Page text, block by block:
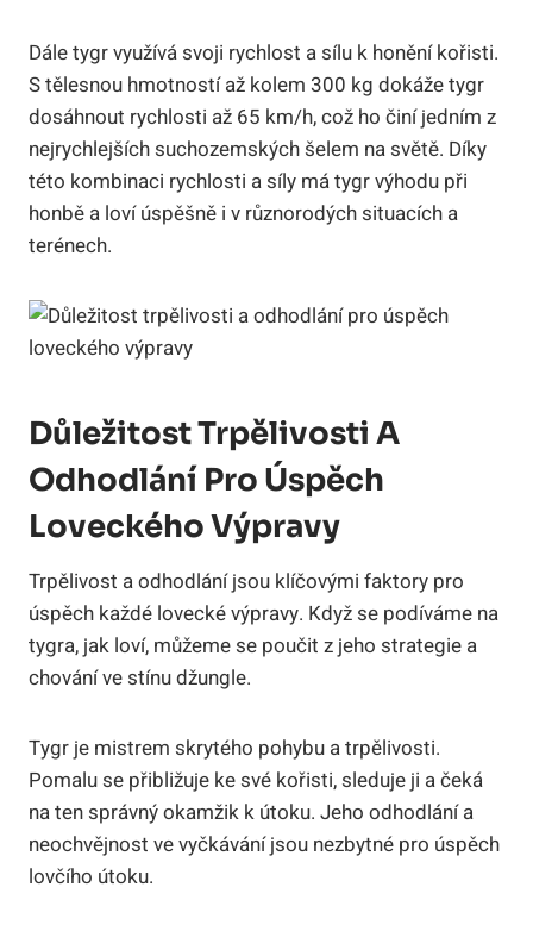
Dále tygr využívá svoji rychlost a sílu k honění kořisti.
S tělesnou hmotností až kolem 300 kg dokáže tygr
dosáhnout rychlosti až 65 km/h, což ho činí jedním z
nejrychlejších suchozemských šelem na světě. Díky
této kombinaci rychlosti a síly má tygr výhodu při
honbě a loví úspěšně i v různorodých situacích a
terénech.
Důležitost Trpělivosti A
Odhodlání Pro Úspěch
Loveckého Výpravy
Trpělivost a odhodlání jsou klíčovými faktory pro
úspěch každé lovecké výpravy. Když se podíváme na
tygra, jak loví, můžeme se poučit z jeho strategie a
chování ve stínu džungle.
Tygr je mistrem skrytého pohybu a trpělivosti.
Pomalu se přibližuje ke své kořisti, sleduje ji a čeká
na ten správný okamžik k útoku. Jeho odhodlání a
neochvějnost ve vyčkávání jsou nezbytné pro úspěch
lovčího útoku.